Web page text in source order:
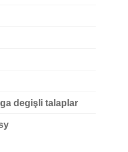
degişli talaplar